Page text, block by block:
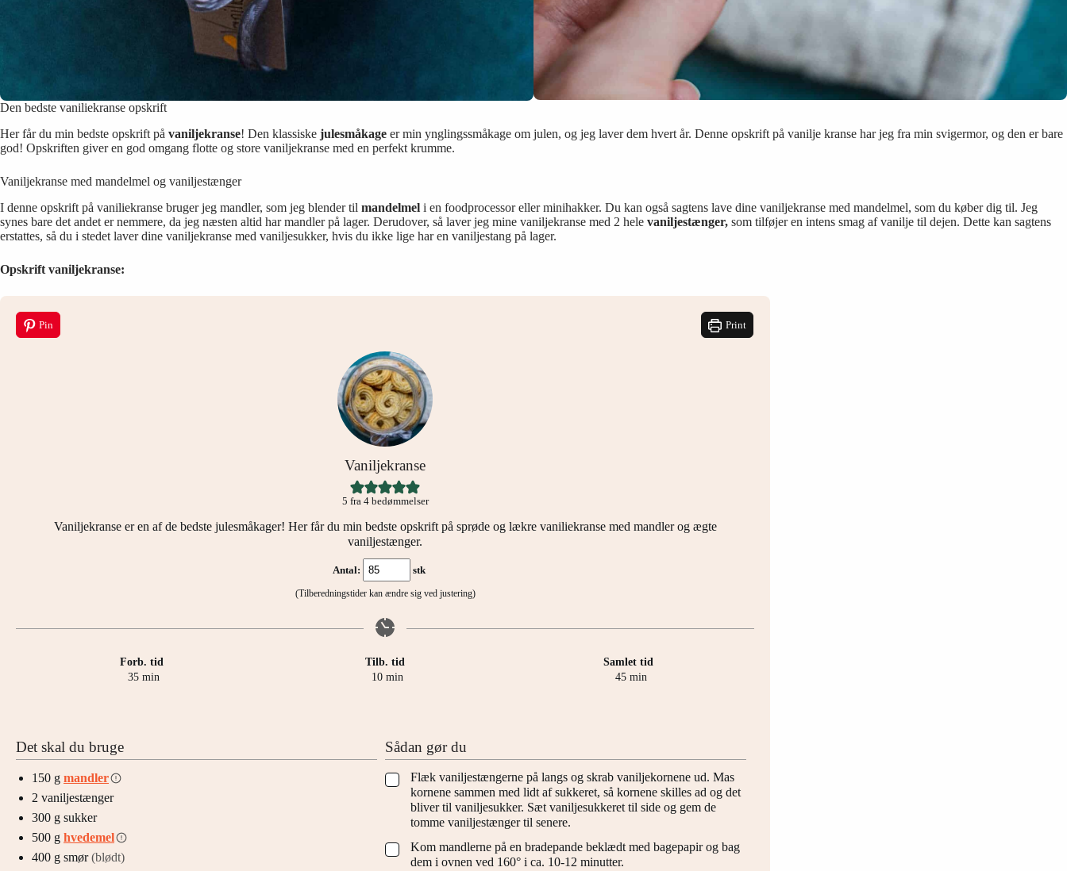
Den bedste vaniliekranse opskrift
Her får du min bedste opskrift på vaniljekranse! Den klassiske julesmåkage er min ynglingssmåkage om julen, og jeg laver dem hvert år. Denne opskrift på vanilje kranse har jeg fra min svigermor, og den er bare
god! Opskriften giver en god omgang flotte og store vaniljekranse med en perfekt krumme.
Vaniljekranse med mandelmel og vaniljestænger
I denne opskrift på vaniliekranse bruger jeg mandler, som jeg blender til mandelmel i en foodprocessor eller minihakker. Du kan også sagtens lave dine vaniljekranse med mandelmel, som du køber dig til. Jeg
synes bare det andet er nemmere, da jeg næsten altid har mandler på lager. Derudover, så laver jeg mine vaniljekranse med 2 hele vaniljestænger, som tilføjer en intens smag af vanilje til dejen. Dette kan sagtens
erstattes, så du i stedet laver dine vaniljekranse med vaniljesukker, hvis du ikke lige har en vaniljestang på lager.
Opskrift vaniljekranse:
Pin Print
Vaniljekranse
5 fra 4bedømmelser
Vaniljekranse er en af de bedste julesmåkager! Her får du min bedste opskrift på sprøde og lækre vaniliekranse med mandler og ægte
vaniljestænger.
Antal: stk
(Tilberedningstider kan ændre sig ved justering)
Forb. tid
35minutter
min
Tilb. tid
10minutter
min
Samlet tid
45minutter
min
Det skal du bruge
150 g mandler
2 vaniljestænger
300 g sukker
500 g hvedemel
400 g smør (blødt)
Sådan gør du
▢
Flæk vaniljestængerne på langs og skrab vaniljekornene ud. Mas
kornene sammen med lidt af sukkeret, så kornene skilles ad og det
bliver til vaniljesukker. Sæt vaniljesukkeret til side og gem de
tomme vaniljestænger til senere.
▢
Kom mandlerne på en bradepande beklædt med bagepapir og bag
dem i ovnen ved 160° i ca. 10-12 minutter.